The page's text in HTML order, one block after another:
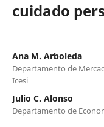
cuidado
Ana M. Arboleda
Departamento de
Icesi
Julio C. Alonso
Departamento de